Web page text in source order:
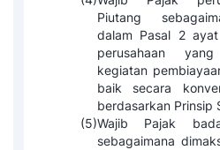
Piutang
dalam Pasal 2
perusahaan yang
kegiatan
baik secara
berdasarkan Prinsip
(5)Wajib Pajak
sebagaimana